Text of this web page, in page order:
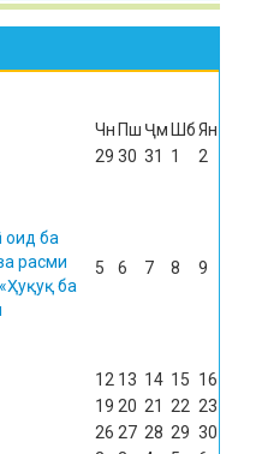
Чн Пш Ҷм ШбЯн
29 30 31 1 2
оид ба
расми
ба
5 6 7 8 9
12 13 14 15 16
19 20 21 22 23
26 27 28 29 30